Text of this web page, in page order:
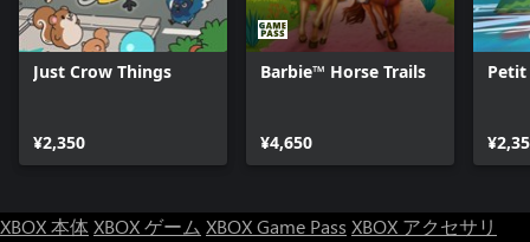
Just Crow Things
¥2,350
Barbie™ Horse Trails
¥4,650
XBOX 本体XBOX ゲーム XBOX Game Pass XBOX アクセサリ